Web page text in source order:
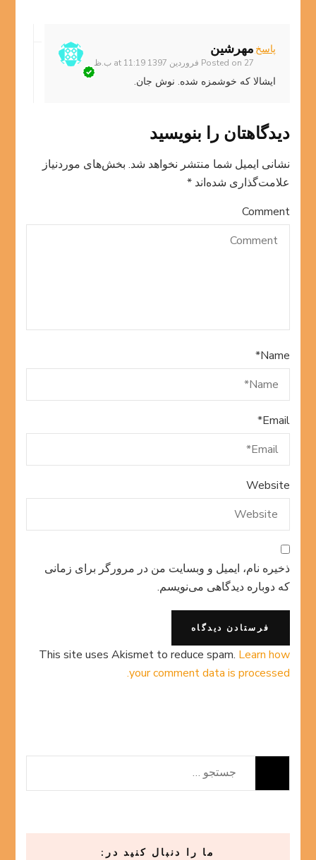
مهرشین
Posted on 27 فروردین 1397 at 11:19 ب.ظ
پاسخ
ایشالا که خوشمزه شده. نوش جان.
دیدگاهتان را بنویسید
نشانی ایمیل شما منتشر نخواهد شد. بخش‌های موردنیاز
علامت‌گذاری شده‌اند*
Comment
Name
*
Email
*
Website
ذخیره نام، ایمیل و وبسایت من در مرورگر برای زمانی
که دوباره دیدگاهی می‌نویسم.
This site uses Akismet to reduce spam. Learn how
your comment data is processed.
جستجو
برای:
ما را دنبال کنید در: